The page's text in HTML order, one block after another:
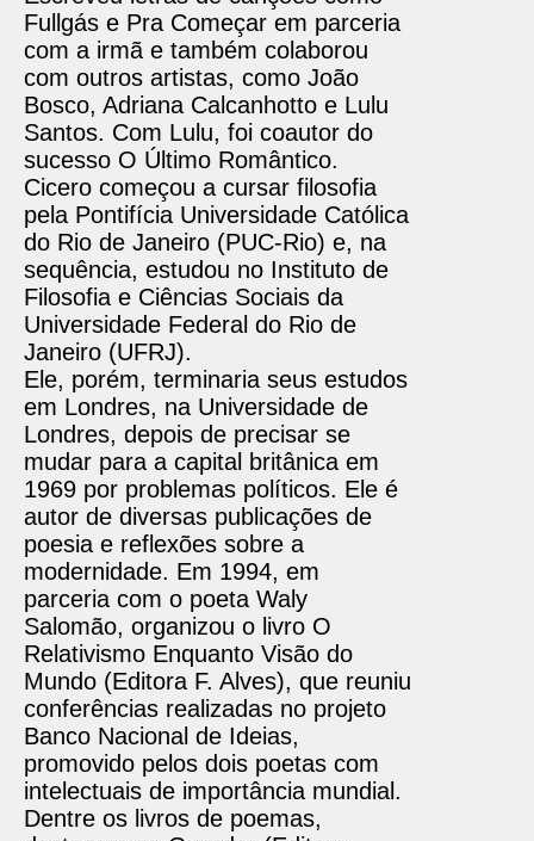
Fullgás e Pra Começar em parceria
com a irmã e também colaborou
com outros artistas, como João
Bosco, Adriana Calcanhotto e Lulu
Santos. Com Lulu, foi coautor do
sucesso O Último Romântico.
Cicero começou a cursar filosofia
pela Pontifícia Universidade Católica
do Rio de Janeiro (PUC-Rio) e, na
sequência, estudou no Instituto de
Filosofia e Ciências Sociais da
Universidade Federal do Rio de
Janeiro (UFRJ).
Ele, porém, terminaria seus estudos
em Londres, na Universidade de
Londres, depois de precisar se
mudar para a capital britânica em
1969 por problemas políticos. Ele é
autor de diversas publicações de
poesia e reflexões sobre a
modernidade. Em 1994, em
parceria com o poeta Waly
Salomão, organizou o livro O
Relativismo Enquanto Visão do
Mundo (Editora F. Alves), que reuniu
conferências realizadas no projeto
Banco Nacional de Ideias,
promovido pelos dois poetas com
intelectuais de importância mundial.
Dentre os livros de poemas,